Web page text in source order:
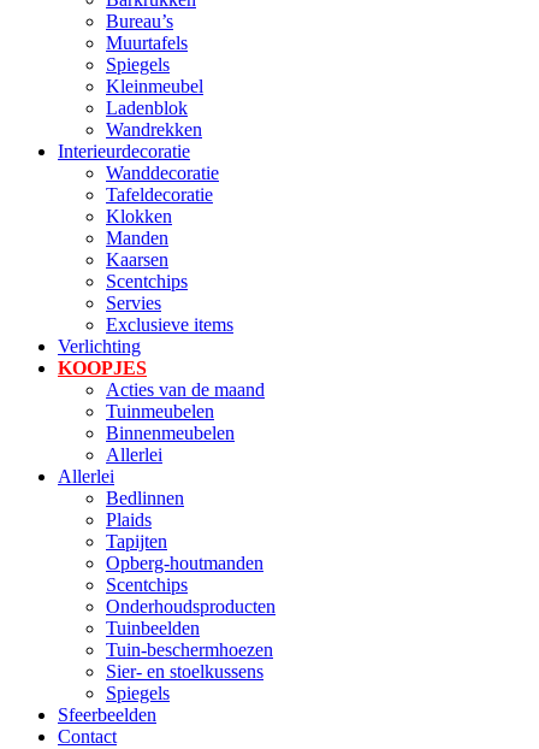
Bureau’s
Muurtafels
Spiegels
Kleinmeubel
Ladenblok
Wandrekken
Interieurdecoratie
Wanddecoratie
Tafeldecoratie
Klokken
Manden
Kaarsen
Scentchips
Servies
Exclusieve items
Verlichting
KOOPJES
Acties van de maand
Tuinmeubelen
Binnenmeubelen
Allerlei
Allerlei
Bedlinnen
Plaids
Tapijten
Opberg-houtmanden
Scentchips
Onderhoudsproducten
Tuinbeelden
Tuin-beschermhoezen
Sier- en stoelkussens
Spiegels
Sfeerbeelden
Contact